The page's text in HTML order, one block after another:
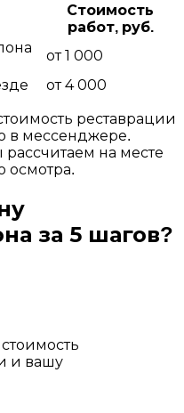
Стоимость
работ, руб.
от 1 000
от 4 000
реставрации
в мессенджере.
на месте
осмотра.
за 5 шагов?
и вашу